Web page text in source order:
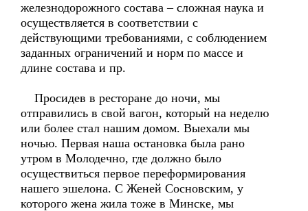
железнодорожного состава – сложная наука и
осуществляется в соответствии с
действующими требованиями, с соблюдением
заданных ограничений и норм по массе и
длине состава и пр.
Просидев в ресторане до ночи, мы
отправились в свой вагон, который на неделю
или более стал нашим домом. Выехали мы
ночью. Первая наша остановка была рано
утром в Молодечно, где должно было
осуществиться первое переформирования
нашего эшелона. С Женей Сосновским, у
которого жена жила тоже в Минске, мы